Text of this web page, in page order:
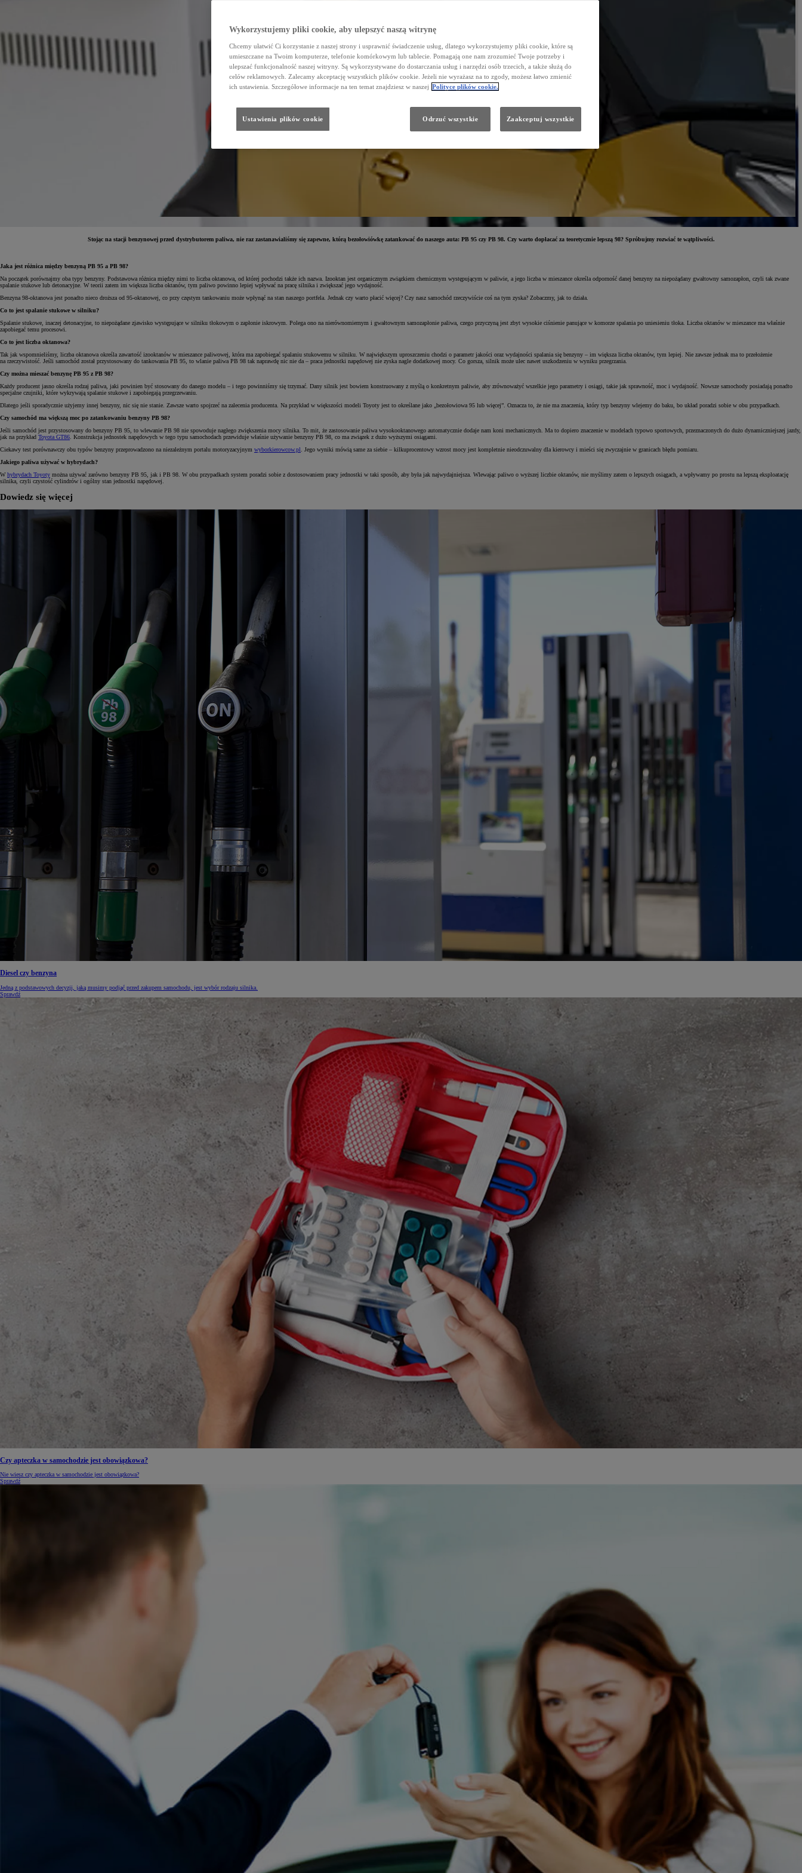
Corolla Hatchback
HYBRID
Stojąc na stacji benzynowej przed dystrybutorem paliwa, nie raz zastanawialiśmy się zapewne, którą bezołowiówkę zatankować do naszego auta: PB 95 czy PB 98. Czy warto dopłacać za teoretycznie lepszą 98? Spróbujmy rozwiać te wątpliwości.
Jaka jest różnica między benzyną PB 95 a PB 98?
Na początek porównajmy oba typy benzyny. Podstawowa różnica między nimi to liczba oktanowa, od której pochodzi także ich nazwa. Izooktan jest organicznym związkiem chemicznym występującym w paliwie, a jego liczba w mieszance określa odporność danej benzyny na niepożądany gwałtowny samozapłon, czyli tak zwane
spalanie stukowe lub detonacyjne. W teorii zatem im większa liczba oktanów, tym paliwo powinno lepiej wpływać na pracę silnika i zwiększać jego wydajność.
Benzyna 98-oktanowa jest ponadto nieco droższa od 95-oktanowej, co przy częstym tankowaniu może wpłynąć na stan naszego portfela. Jednak czy warto płacić więcej? Czy nasz samochód rzeczywiście coś na tym zyska? Zobaczmy, jak to działa.
Co to jest spalanie stukowe w silniku?
Spalanie stukowe, inaczej detonacyjne, to niepożądane zjawisko występujące w silniku tłokowym o zapłonie iskrowym. Polega ono na nierównomiernym i gwałtownym samozapłonie paliwa, czego przyczyną jest zbyt wysokie ciśnienie panujące w komorze spalania po uniesieniu tłoka. Liczba oktanów w mieszance ma właśnie
zapobiegać temu procesowi.
Co to jest liczba oktanowa?
Tak jak wspomnieliśmy, liczba oktanowa określa zawartość izooktanów w mieszance paliwowej, która ma zapobiegać spalaniu stukowemu w silniku. W największym uproszczeniu chodzi o parametr jakości oraz wydajności spalania się benzyny – im większa liczba oktanów, tym lepiej. Nie zawsze jednak ma to przełożenie
na rzeczywistość. Jeśli samochód został przystosowany do tankowania PB 95, to wlanie paliwa PB 98 tak naprawdę nic nie da – praca jednostki napędowej nie zyska nagle dodatkowej mocy. Co gorsza, silnik może ulec nawet uszkodzeniu w wyniku przegrzania.
Czy można mieszać benzynę PB 95 z PB 98?
Każdy producent jasno określa rodzaj paliwa, jaki powinien być stosowany do danego modelu – i tego powinniśmy się trzymać. Dany silnik jest bowiem konstruowany z myślą o konkretnym paliwie, aby zrównoważyć wszelkie jego parametry i osiągi, takie jak sprawność, moc i wydajność. Nowsze samochody posiadają ponadto
specjalne czujniki, które wykrywają spalanie stukowe i zapobiegają przegrzewaniu.
Dlatego jeśli sporadycznie użyjemy innej benzyny, nic się nie stanie. Zawsze warto spojrzeć na zalecenia producenta. Na przykład w większości modeli Toyoty jest to określane jako „bezołowiowa 95 lub więcej”. Oznacza to, że nie ma znaczenia, który typ benzyny wlejemy do baku, bo układ poradzi sobie w obu przypadkach.
Czy samochód ma większą moc po zatankowaniu benzyny PB 98?
Jeśli samochód jest przystosowany do benzyny PB 95, to wlewanie PB 98 nie spowoduje nagłego zwiększenia mocy silnika. To mit, że zastosowanie paliwa wysokooktanowego automatycznie dodaje nam koni mechanicznych. Ma to dopiero znaczenie w modelach typowo sportowych, przeznaczonych do dużo dynamiczniejszej jazdy,
jak na przykład Toyota GT86. Konstrukcja jednostek napędowych w tego typu samochodach przewiduje właśnie używanie benzyny PB 98, co ma związek z dużo wyższymi osiągami.
Ciekawy test porównawczy obu typów benzyny przeprowadzono na niezależnym portalu motoryzacyjnym wyborkierowcow.pl. Jego wyniki mówią same za siebie – kilkuprocentowy wzrost mocy jest kompletnie nieodczuwalny dla kierowcy i mieści się zwyczajnie w granicach błędu pomiaru.
Jakiego paliwa używać w hybrydach?
W hybrydach Toyoty można używać zarówno benzyny PB 95, jak i PB 98. W obu przypadkach system poradzi sobie z dostosowaniem pracy jednostki w taki sposób, aby była jak najwydajniejsza. Wlewając paliwo o wyższej liczbie oktanów, nie myślimy zatem o lepszych osiągach, a wpływamy po prostu na lepszą eksploatację
silnika, czyli czystość cylindrów i ogólny stan jednostki napędowej.
Dowiedz się więcej
Diesel czy benzyna
Jedną z podstawowych decyzji, jaką musimy podjąć przed zakupem samochodu, jest wybór rodzaju silnika.
Sprawdź
Czy apteczka w samochodzie jest obowiązkowa?
Nie wiesz czy apteczka w samochodzie jest obowiązkowa?
Sprawdź
Wykorzystujemy pliki cookie, aby ulepszyć naszą witrynę
Chcemy ułatwić Ci korzystanie z naszej strony i usprawnić świadczenie usług, dlatego wykorzystujemy pliki cookie, które są
umieszczane na Twoim komputerze, telefonie komórkowym lub tablecie. Pomagają one nam zrozumieć Twoje potrzeby i
ulepszać funkcjonalność naszej witryny. Są wykorzystywane do dostarczania usług i narzędzi osób trzecich, a także służą do
celów reklamowych. Zalecamy akceptację wszystkich plików cookie. Jeżeli nie wyrażasz na to zgody, możesz łatwo zmienić
ich ustawienia. Szczegółowe informacje na ten temat znajdziesz w naszej Polityce plików cookie.
Odrzuć wszystkie Zaakceptuj wszystkie
Ustawienia plików cookie